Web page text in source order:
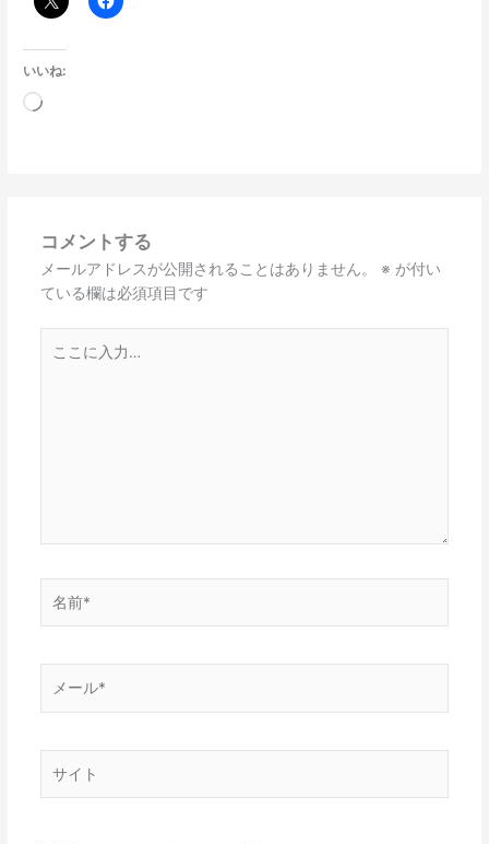
いいね:
読
コメントする
メールアドレスが公開されることはありません。 ※ が付い
ている欄は必須項目です
ー
*